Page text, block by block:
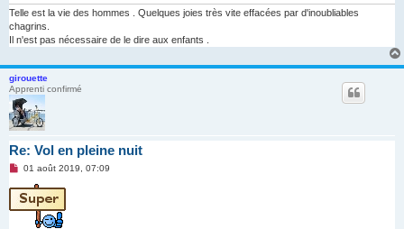
Telle est la vie des hommes . Quelques joies très vite effacées par d'inoubliables
chagrins.
Il n'est pas nécessaire de le dire aux enfants .
girouette
Apprenti confirmé
Re: Vol en pleine nuit
M
s
s
a
01 août 2019, 07:09